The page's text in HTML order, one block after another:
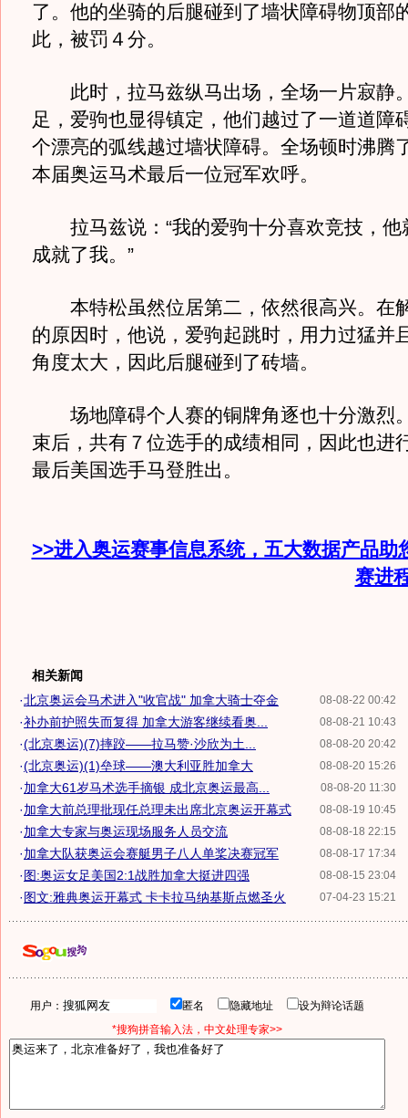
了。他的坐骑的后腿碰到了墙状障碍物顶部
此，被罚４分。
此时，拉马兹纵马出场，全场一片寂静
足，爱驹也显得镇定，他们越过了一道道障
个漂亮的弧线越过墙状障碍。全场顿时沸腾
本届奥运马术最后一位冠军欢呼。
拉马兹说：“我的爱驹十分喜欢竞技，他
成就了我。”
本特松虽然位居第二，依然很高兴。在
的原因时，他说，爱驹起跳时，用力过猛并
角度太大，因此后腿碰到了砖墙。
场地障碍个人赛的铜牌角逐也十分激烈
束后，共有７位选手的成绩相同，因此也进
最后美国选手马登胜出。
>>进入奥运赛事信息系统，五大数据产品助
赛进
相关新闻
08-08-22 00:42
·北京奥运会马术进入"收官战" 加拿大骑士夺金
08-08-21 10:43
·补办前护照失而复得 加拿大游客继续看奥...
08-08-20 20:42
·(北京奥运)(7)摔跤——拉马赞·沙欣为土...
08-08-20 15:26
·(北京奥运)(1)垒球——澳大利亚胜加拿大
08-08-20 11:30
·加拿大61岁马术选手摘银 成北京奥运最高...
08-08-19 10:45
·加拿大前总理批现任总理未出席北京奥运开幕式
08-08-18 22:15
·加拿大专家与奥运现场服务人员交流
08-08-17 17:34
·加拿大队获奥运会赛艇男子八人单桨决赛冠军
08-08-15 23:04
·图:奥运女足美国2:1战胜加拿大挺进四强
07-04-23 15:21
·图文:雅典奥运开幕式 卡卡拉马纳基斯点燃圣火
用户： 匿名 隐藏地址
设为辩论话题
*搜狗拼音输入法，中文处理专家>>